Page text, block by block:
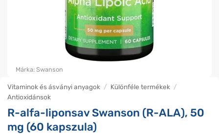
Vitaminok és ásványi anyagok / Különféle termékek /
Antioxidánsok
R-alfa-liponsav Swanson (R-ALA), 50
mg (60 kapszula)
Márka: Swanson